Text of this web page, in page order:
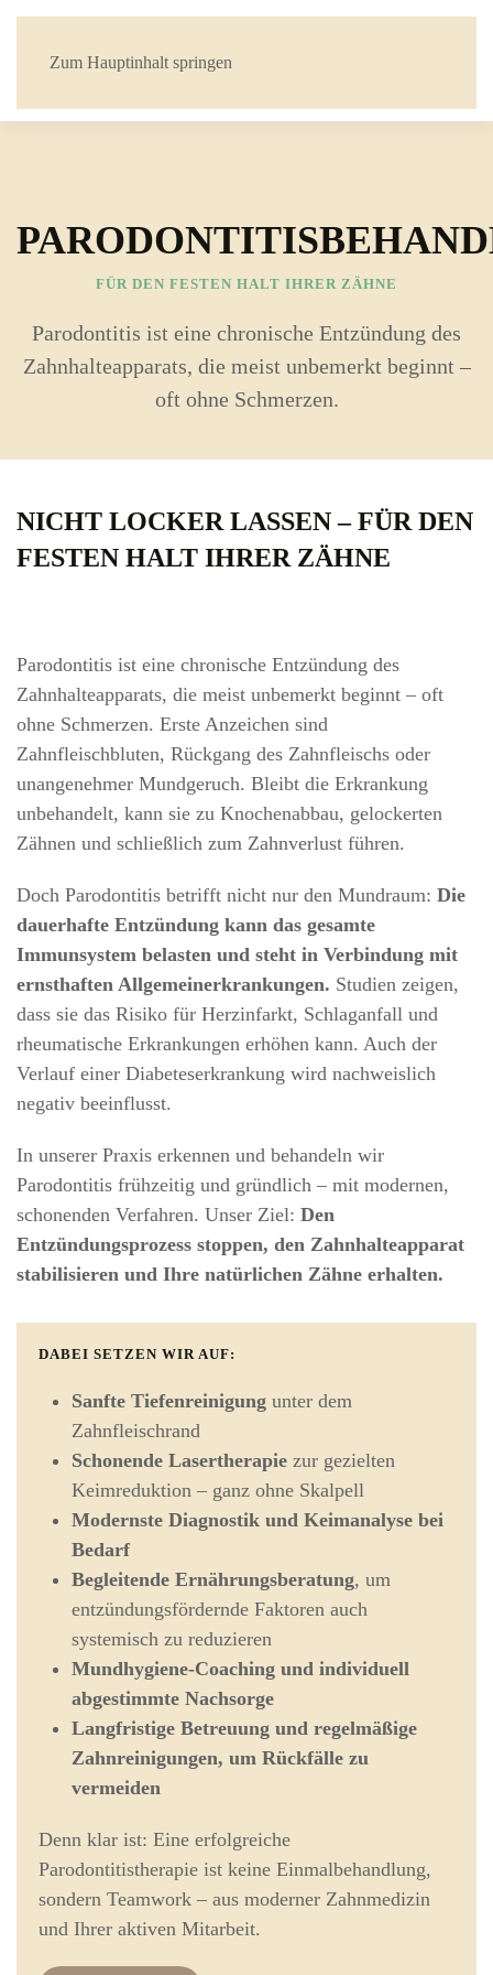
Zum Hauptinhalt springen
FÜR DEN FESTEN HALT IHRER ZÄHNE
Parodontitis ist eine chronische Entzündung des
Zahnhalteapparats, die meist unbemerkt beginnt –
oft ohne Schmerzen.
NICHT LOCKER LASSEN – FÜR DEN
FESTEN HALT IHRER ZÄHNE
Parodontitis ist eine chronische Entzündung des
Zahnhalteapparats, die meist unbemerkt beginnt – oft
ohne Schmerzen. Erste Anzeichen sind
Zahnfleischbluten, Rückgang des Zahnfleischs oder
unangenehmer Mundgeruch. Bleibt die Erkrankung
unbehandelt, kann sie zu Knochenabbau, gelockerten
Zähnen und schließlich zum Zahnverlust führen.
Doch Parodontitis betrifft nicht nur den Mundraum: Die
dauerhafte Entzündung kann das gesamte
Immunsystem belasten und steht in Verbindung mit
ernsthaften Allgemeinerkrankungen. Studien zeigen,
dass sie das Risiko für Herzinfarkt, Schlaganfall und
rheumatische Erkrankungen erhöhen kann. Auch der
Verlauf einer Diabeteserkrankung wird nachweislich
negativ beeinflusst.
In unserer Praxis erkennen und behandeln wir
Parodontitis frühzeitig und gründlich – mit modernen,
schonenden Verfahren. Unser Ziel: Den
Entzündungsprozess stoppen, den Zahnhalteapparat
stabilisieren und Ihre natürlichen Zähne erhalten.
DABEI SETZEN WIR AUF:
Sanfte Tiefenreinigung unter dem
Zahnfleischrand
Schonende Lasertherapie zur gezielten
Keimreduktion – ganz ohne Skalpell
Modernste Diagnostik und Keimanalyse bei
Bedarf
Begleitende Ernährungsberatung, um
entzündungsfördernde Faktoren auch
systemisch zu reduzieren
Mundhygiene-Coaching und individuell
abgestimmte Nachsorge
Langfristige Betreuung und regelmäßige
Zahnreinigungen, um Rückfälle zu
vermeiden
Denn klar ist: Eine erfolgreiche
Parodontitistherapie ist keine Einmalbehandlung,
sondern Teamwork – aus moderner Zahnmedizin
und Ihrer aktiven Mitarbeit.